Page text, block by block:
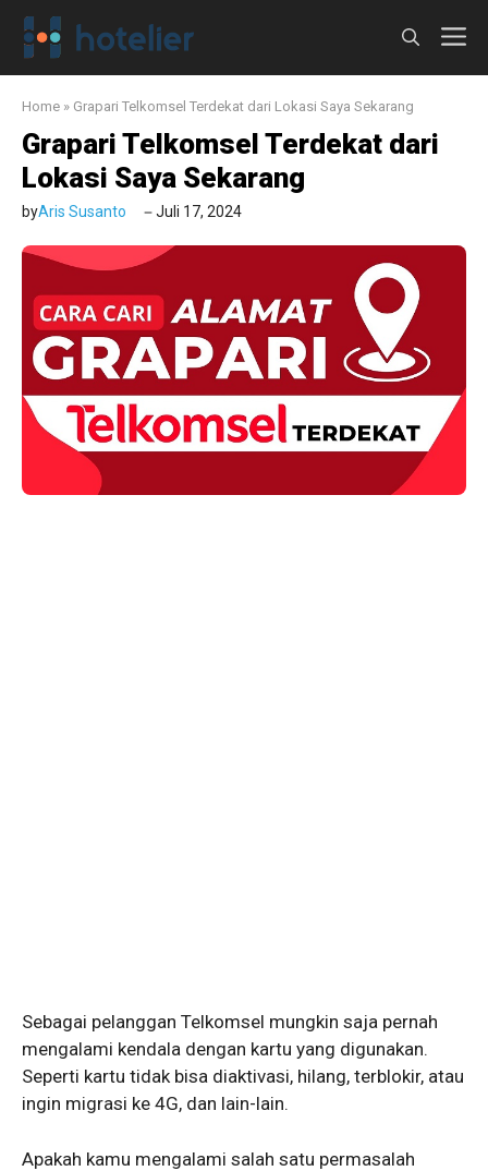
Langsung
Home » Grapari Telkomsel Terdekat dari Lokasi Saya Sekarang
Grapari Telkomsel Terdekat dari
Lokasi Saya Sekarang
byAris Susanto Juli 17, 2024
Sebagai pelanggan Telkomsel mungkin saja pernah
mengalami kendala dengan kartu yang digunakan.
Seperti kartu tidak bisa diaktivasi, hilang, terblokir, atau
ingin migrasi ke 4G, dan lain-lain.
Apakah kamu mengalami salah satu permasalah